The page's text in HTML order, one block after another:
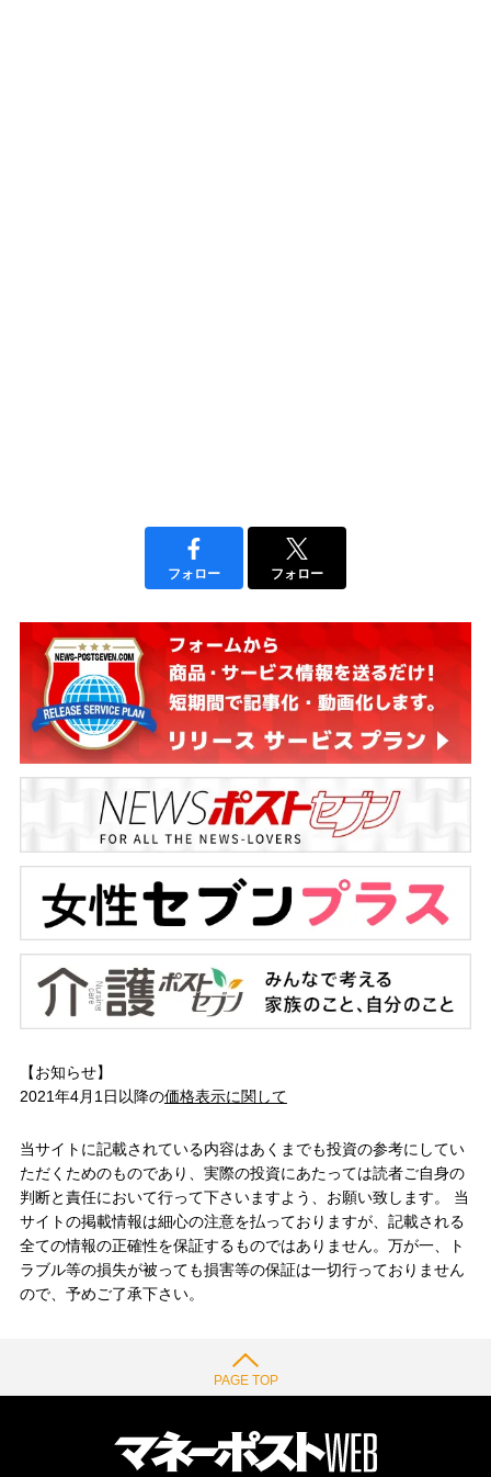
フォロー フォロー
【お知らせ】
2021年4月1日以降の価格表示に関して
当サイトに記載されている内容はあくまでも投資の参考にしてい
ただくためのものであり、実際の投資にあたっては読者ご自身の
判断と責任において行って下さいますよう、お願い致します。 当
サイトの掲載情報は細心の注意を払っておりますが、記載される
全ての情報の正確性を保証するものではありません。万が一、ト
ラブル等の損失が被っても損害等の保証は一切行っておりません
ので、予めご了承下さい。
PAGE TOP